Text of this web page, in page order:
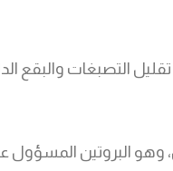
التصبغات والبقع
وهو البروتين